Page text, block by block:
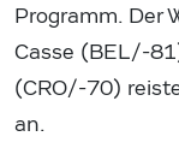
Programm. Der
Casse (BEL/-
(CRO/-70)
an.